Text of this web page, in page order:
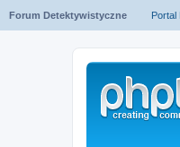
Forum Detektywistyczne Portal